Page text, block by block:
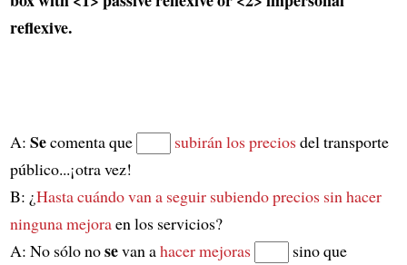
reflexive.
A: Secomenta que subirán los preciosdel transporte
público...¡otra vez!
B: ¿Hasta cuándo van a seguir subiendo precios sin hacer
ninguna mejoraen los servicios?
A: No sólo nosevan ahacer mejoras
sino que